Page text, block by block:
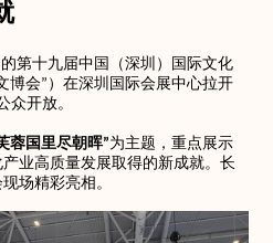
第十九届中国（深圳）国际文化
博会”）在深圳国际会展中心拉开
众开放。
蓉国里尽朝晖”为主题，重点展示
业高质量发展取得的新成就。长
场精彩亮相。